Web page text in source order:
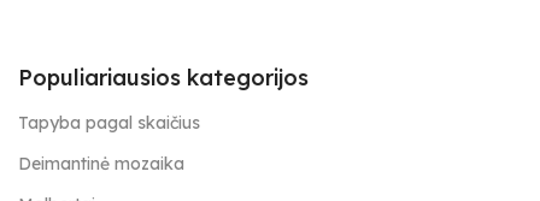
Populiariausios kategorijos
Tapyba pagal skaičius
Deimantinė mozaika